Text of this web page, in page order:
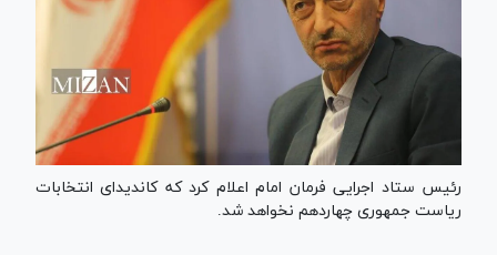
رئیس ستاد اجرایی فرمان امام اعلام کرد که کاندیدای انتخابات
ریاست جمهوری چهاردهم نخواهد شد.